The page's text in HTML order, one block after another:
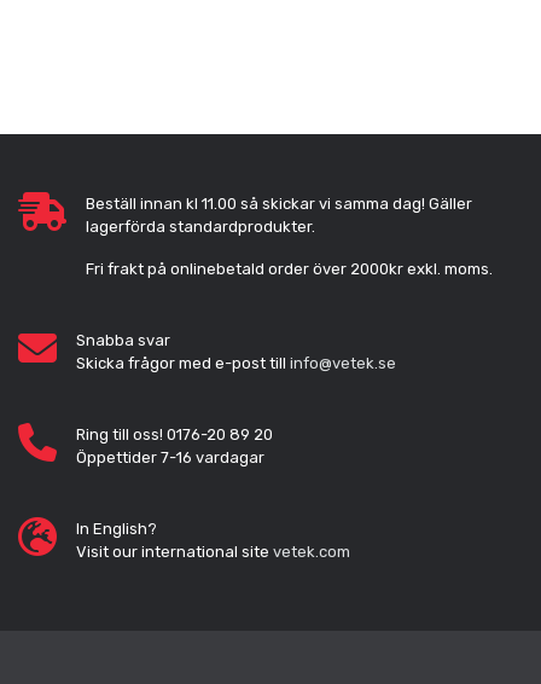
Beställ innan kl 11.00 så skickar vi samma dag! Gäller
lagerförda standardprodukter.
Fri frakt på onlinebetald order över 2000kr exkl. moms.
Snabba svar
Skicka frågor med e-post till info@vetek.se
Ring till oss! 0176-20 89 20
Öppettider 7-16 vardagar
In English?
Visit our international site vetek.com